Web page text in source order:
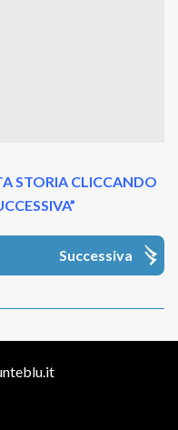
STORIA CLICCANDO
Successiva